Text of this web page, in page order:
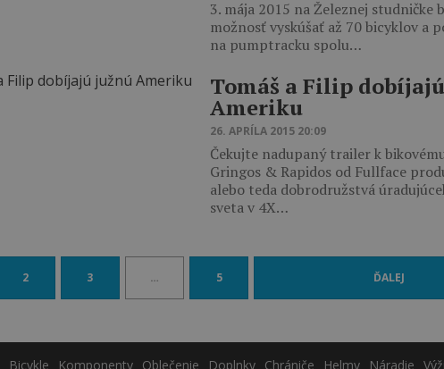
3. mája 2015 na Železnej studničke
možnosť vyskúšať až 70 bicyklov a
na pumptracku spolu…
Tomáš a Filip
Ameriku
26. APRÍLA 2015 20:09
Čekujte nadupaný trailer k
Gringos & Rapidos od Fullface
alebo teda dobrodružstvá
sveta v 4X…
2 3 … 5 ĎALEJ
Bicykle Komponenty Oblečenie Doplnky Chrániče Helmy Náradie